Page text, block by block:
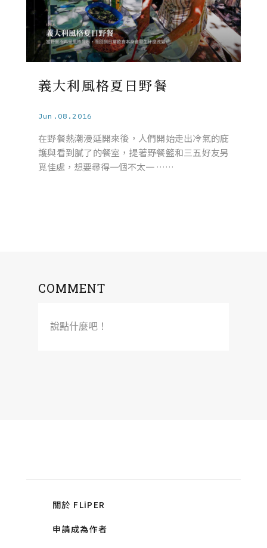
義大利風格夏日野餐
Jun.08.2016
在野餐熱潮漫延開來後，人們開始走出冷氣的庇
護與看到膩了的餐室，提著野餐籃和三五好友另
覓佳處，想要尋得一個不太一 ……
COMMENT
說點什麼吧！
關於 FLiPER
申請成為作者